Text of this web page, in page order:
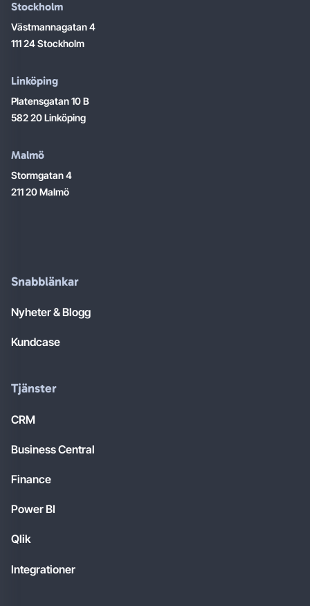
Stockholm
Västmannagatan 4
111 24 Stockholm
Linköping
Platensgatan 10 B
582 20 Linköping
Malmö
Stormgatan 4
211 20 Malmö
Snabblänkar
Nyheter & Blogg
Kundcase
Tjänster
CRM
Business Central
Finance
Power BI
Qlik
Integrationer